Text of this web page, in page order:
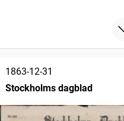
1863-12-31
Stockholms dagblad